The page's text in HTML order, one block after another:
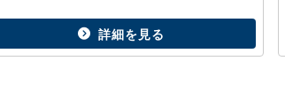
詳細を見る